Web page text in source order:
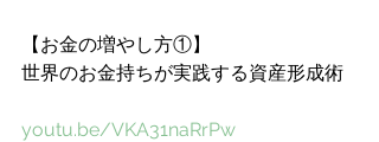
【お金の増やし方①】
世界のお金持ちが実践する資産形成術
youtu.be/VKA31naRrPw